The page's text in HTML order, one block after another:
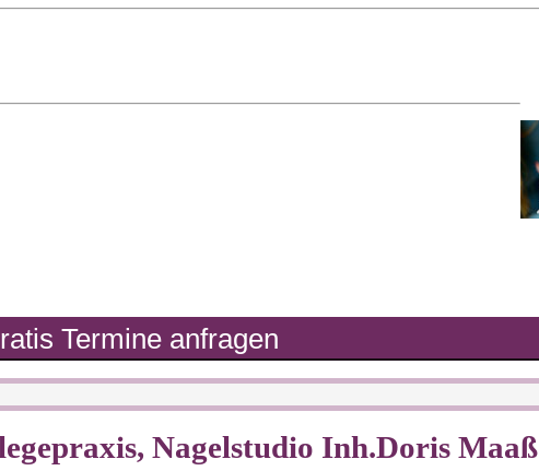
Termine anfragen
Nagelstudio Inh.Doris Maaß